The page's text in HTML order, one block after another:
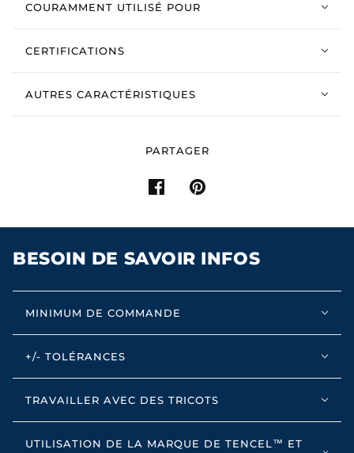
COURAMMENT UTILISÉ POUR
CERTIFICATIONS
AUTRES CARACTÉRISTIQUES
PARTAGER
BESOIN DE SAVOIR INFOS
MINIMUM DE COMMANDE
+/- TOLÉRANCES
TRAVAILLER AVEC DES TRICOTS
UTILISATION DE LA MARQUE DE TENCEL™ ET